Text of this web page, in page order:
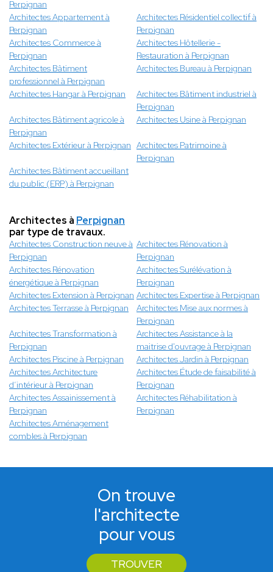
Perpignan
Architectes Appartement à
Perpignan
Architectes Résidentiel collectif à
Perpignan
Architectes Commerce à
Perpignan
Architectes Hôtellerie -
Restauration à Perpignan
Architectes Bâtiment
professionnel à Perpignan
Architectes Bureau à Perpignan
Architectes Hangar à Perpignan
Architectes Bâtiment industriel à
Perpignan
Architectes Bâtiment agricole à
Perpignan
Architectes Usine à Perpignan
Architectes Extérieur à Perpignan Architectes Patrimoine à
Perpignan
Architectes Bâtiment accueillant
du public (ERP) à Perpignan
Architectes à Perpignan
par type de travaux.
Architectes Construction neuve à
Perpignan
Architectes Rénovation à
Perpignan
Architectes Rénovation
énergétique à Perpignan
Architectes Surélévation à
Perpignan
Architectes Extension à Perpignan Architectes Expertise à Perpignan
Architectes Terrasse à Perpignan
Architectes Mise aux normes à
Perpignan
Architectes Transformation à
Perpignan
Architectes Assistance à la
maitrise d'ouvrage à Perpignan
Architectes Piscine à Perpignan
Architectes Jardin à Perpignan
Architectes Architecture
d’intérieur à Perpignan
Architectes Étude de faisabilité à
Perpignan
Architectes Assainissement à
Perpignan
Architectes Réhabilitation à
Perpignan
Architectes Aménagement
combles à Perpignan
On trouve
l'architecte
pour vous
TROUVER